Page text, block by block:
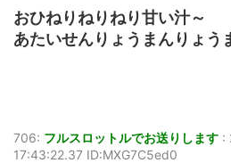
おひねりねりねり甘い汁～
あたいせんりょうまんりょう
706: フルスロットルでお送りします :
17:43:22.37 ID:MXG7C5ed0